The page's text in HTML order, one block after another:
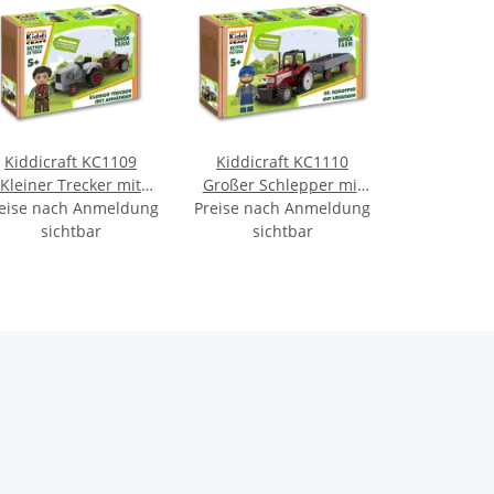
Kiddicraft KC1109
Kleiner Trecker mit
Anhänger
nach Anmeldung
sichtbar
Kiddicraft KC1110
Großer Schlepper mit
Anhänger
Preise nach Anmeldung
sichtbar